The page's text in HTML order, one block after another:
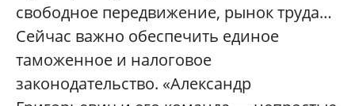
свободное передвижение, рынок труда…
Сейчас важно обеспечить единое
таможенное и налоговое
законодательство. «Александр